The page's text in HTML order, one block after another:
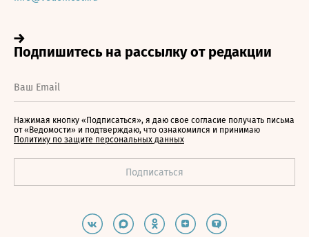
Нажимая кнопку «Подписаться», я даю свое согласие получать письма
от «Ведомости» и подтверждаю, что ознакомился и принимаю
Политику по защите персональных данных